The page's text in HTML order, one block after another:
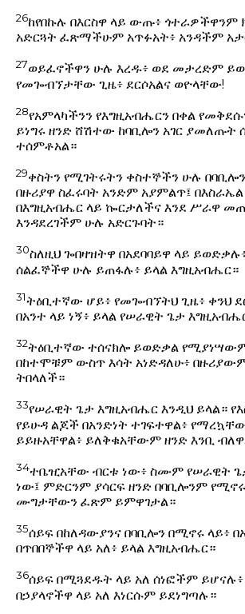
26ከየበኩሉ በእርስዋ ላይ ውጡ፥ ጎተራዎችዋንም
አድርጓት ፈጽማችሁም አጥፉአት፥ አንዳችም
27ወይፈኖችዋን ሁሉ እረዱ፥ ወደ መታረድም
የመጐብኘታቸው ጊዜ፥ ደርሶአልና ወዮላቸው!
28የአምላካችንን የእግዚአብሔርን በቀል
ይነግሩ ዘንድ ሸሽተው ከባቢሎን አገር ያመለጡት
ተሰምቶአል።
29ቀስትን የሚገትሩትን ቀስተኞችን ሁሉ
በዙሪያዋ ስፈሩባት አንድም አያምልጥ፤
በእግዚአብሔር ላይ ኰርታለችና እንደ ሥራዋ
እንዳደረገችም ሁሉ አድርጉባት።
30ስለዚህ ጐበዛዝትዋ በአደባባይዋ ላይ
ሰልፈኞችዋ ሁሉ ይጠፋሉ፥ ይላል እግዚአብሔር።
31ትዕቢተኛው ሆይ፥ የመጐብኘትህ ጊዜ፥ ቀንህ
በአንተ ላይ ነኝ፥ ይላል የሠራዊት ጌታ
32ትዕቢተኛው ተሰናክሎ ይወድቃል
በከተሞቹም ውስጥ እሳት አነድዳለሁ፥
ትበላለች።
33የሠራዊት ጌታ እግዚአብሔር እንዲህ ይላል።
የይሁዳ ልጆች በአንድነት ተገፍተዋል፥
ይይዙአቸዋል፥ ይለቅቁአቸውም ዘንድ እንቢ
34ተቤዢአቸው ብርቱ ነው፥ ስሙም የሠራዊት
ነው፤ ምድርንም ያሳርፍ ዘንድ በባቢሎንም
ሙግታቸውን ፈጽም ይምዋገታል።
35ሰይፍ በከለዳውያንና በባቢሎን በሚኖሩ ላይ፥
በጥበበኞችዋ ላይ አለ፥ ይላል እግዚአብሔር።
36ሰይፍ በሚጓደዱት ላይ አለ ሰነፎችም
በኃያላኖችዋ ላይ አለ እነርሱም ይደነግጣሉ።